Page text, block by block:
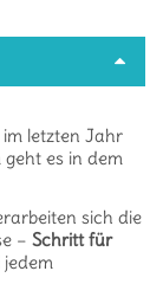
letzten Jahr
es in dem
sich die
– Schritt für